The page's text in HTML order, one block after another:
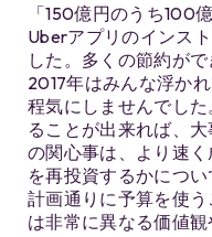
「150億円のうち100
Uberアプリのインス
した。多くの節約が
2017年はみんな浮か
程気にしませんでし
ることが出来れば、
の関心事は、より速
を再投資するかにつ
計画通りに予算を使
は非常に異なる価値